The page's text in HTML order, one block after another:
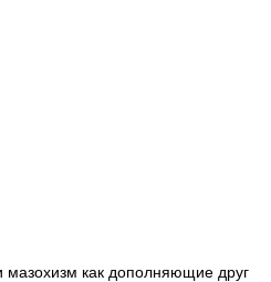
как дополняющие друг